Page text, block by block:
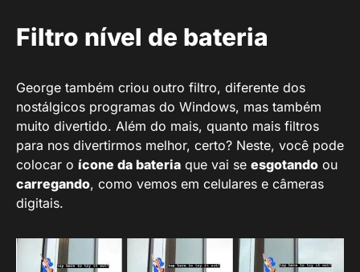
Filtro nível de bateria
George também criou outro filtro, diferente dos
nostálgicos programas do Windows, mas também
muito divertido. Além do mais, quanto mais filtros
para nos divertirmos melhor, certo? Neste, você pode
colocar o ícone da bateria que vai se esgotando ou
carregando, como vemos em celulares e câmeras
digitais.